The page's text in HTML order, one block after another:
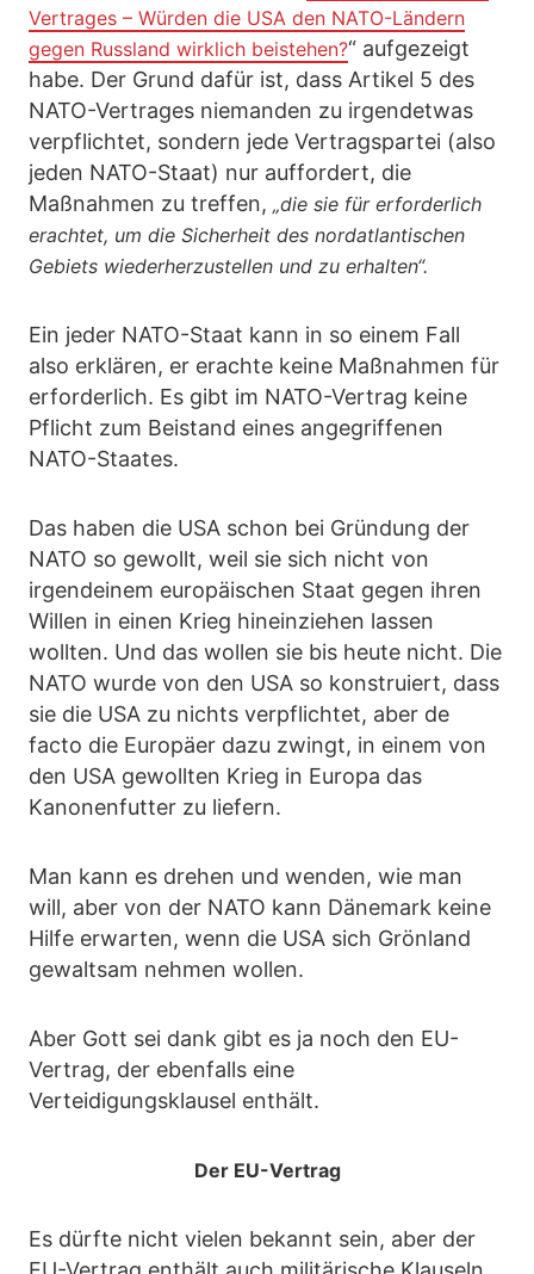
Vertrages – Würden die USA den NATO-Ländern
gegen Russland wirklich beistehen?“ aufgezeigt
habe. Der Grund dafür ist, dass Artikel 5 des
NATO-Vertrages niemanden zu irgendetwas
verpflichtet, sondern jede Vertragspartei (also
jeden NATO-Staat) nur auffordert, die
Maßnahmen zu treffen, „die sie für erforderlich
erachtet, um die Sicherheit des nordatlantischen
Gebiets wiederherzustellen und zu erhalten“.
Ein jeder NATO-Staat kann in so einem Fall
also erklären, er erachte keine Maßnahmen für
erforderlich. Es gibt im NATO-Vertrag keine
Pflicht zum Beistand eines angegriffenen
NATO-Staates.
Das haben die USA schon bei Gründung der
NATO so gewollt, weil sie sich nicht von
irgendeinem europäischen Staat gegen ihren
Willen in einen Krieg hineinziehen lassen
wollten. Und das wollen sie bis heute nicht. Die
NATO wurde von den USA so konstruiert, dass
sie die USA zu nichts verpflichtet, aber de
facto die Europäer dazu zwingt, in einem von
den USA gewollten Krieg in Europa das
Kanonenfutter zu liefern.
Man kann es drehen und wenden, wie man
will, aber von der NATO kann Dänemark keine
Hilfe erwarten, wenn die USA sich Grönland
gewaltsam nehmen wollen.
Aber Gott sei dank gibt es ja noch den EU-
Vertrag, der ebenfalls eine
Verteidigungsklausel enthält.
Der EU-Vertrag
Es dürfte nicht vielen bekannt sein, aber der